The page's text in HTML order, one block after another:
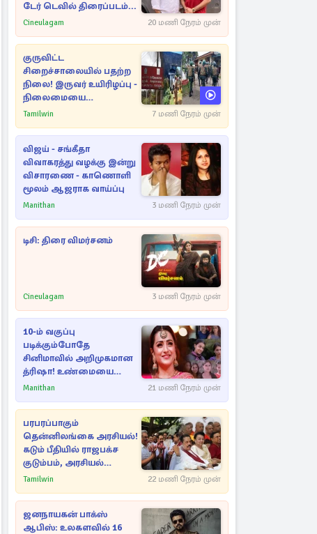
டேர் டெவில் திரைப்படம்...
Cineulagam 20 மணி நேரம் முன்
குருவிட்ட
சிறைச்சாலையில் பதற்ற
நிலை! இருவர் உயிரிழப்பு -
நிலைமையை
கட்டுப்படுத்த பொலிஸார்
Tamilwin 7 மணி நேரம் முன்
விஜய் - சங்கீதா
விவாகரத்து வழக்கு இன்று
விசாரணை - காணொளி
மூலம் ஆஜராக வாய்ப்பு
Manithan 3 மணி நேரம் முன்
டிசி: திரை விமர்சனம்
Cineulagam 3 மணி நேரம் முன்
10-ம் வகுப்பு
படிக்கும்போதே
சினிமாவில் அறிமுகமான
த்ரிஷா! உண்மையை
பகிர்ந்த இயக்குநர் பிரவீன்
Manithan 21 மணி நேரம் முன்
பரபரப்பாகும்
தென்னிலங்கை அரசியல்!
கடும் பீதியில் ராஜபக்ச
குடும்பம், அரசியல்
நட்புகள்
Tamilwin 22 மணி நேரம் முன்
ஜனநாயகன் பாக்ஸ்
ஆபிஸ்: உலகளவில் 16